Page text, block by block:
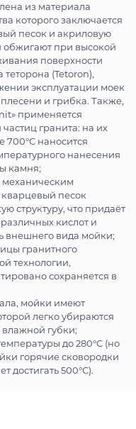
из материала
которого заключается
песок и акриловую
обжигают при высокой
поверхности
(Tetoron),
эксплуатации моек
и грибка. Также,
применяется
гранита: на их
700°С наносится
нанесения
камня;
механическим
песок
структуру, что придаёт
кислот и
внешнего вида мойки;
гранитного
технологии,
сохраняется в
мойки имеют
легко убираются
губки;
до 280°С (но
горячие сковородки
достигать 500°С).